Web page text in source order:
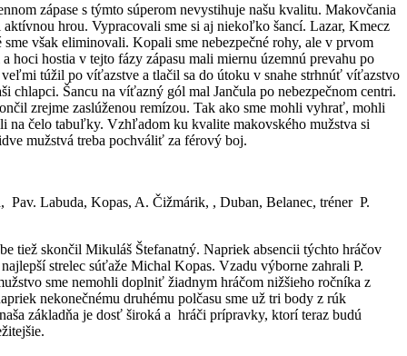
zápase s týmto súperom nevystihuje našu kvalitu. Makovčania
hrou. Vypracovali sme si aj niekoľko šancí. Lazar, Kmecz
však eliminovali. Kopali sme nebezpečné rohy, ale v prvom
hoci hostia v tejto fázy zápasu mali miernu územnú prevahu po
túžil po víťazstve a tlačil sa do útoku v snahe strhnúť víťazstvo
chlapci. Šancu na víťazný gól mal Jančula po nebezpečnom centri.
zrejme zaslúženou remízou. Tak ako sme mohli vyhrať, mohli
na čelo tabuľky. Vzhľadom ku kvalite makovského mužstva si
mužstvá treba pochváliť za férový boj.
Labuda, Kopas, A. Čižmárik, , Duban, Belanec, tréner P.
tiež skončil Mikuláš Štefanatný. Napriek absencii týchto hráčov
strelec súťaže Michal Kopas. Vzadu výborne zahrali P.
sme nemohli doplniť žiadnym hráčom nižšieho ročníka z
nekonečnému druhému polčasu sme už tri body z rúk
základňa je dosť široká a hráči prípravky, ktorí teraz budú